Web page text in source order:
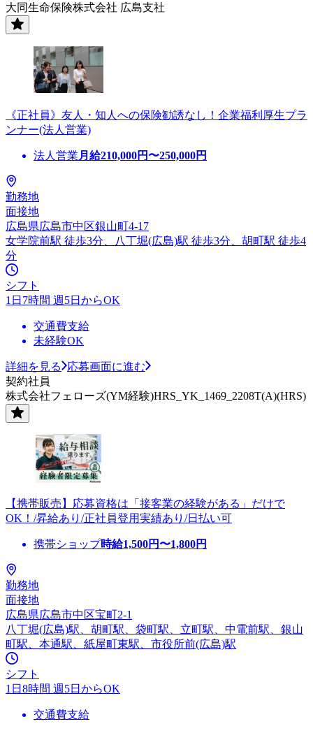
大同生命保険株式会社 広島支社
《正社員》友人・知人への保険勧誘なし！企業福利厚生プラ
ンナー(法人営業)
法人営業 月給210,000円〜250,000円
勤務地
面接地
広島県広島市中区銀山町4-17
女学院前駅 徒歩3分、八丁堀(広島)駅 徒歩3分、胡町駅 徒歩4
分
シフト
1日7時間 週5日からOK
交通費支給
未経験OK
詳細を見る
応募画面に進む
契約社員
株式会社フェローズ(YM経験)HRS_YK_1469_2208T(A)(HRS)
【携帯販売】応募資格は「接客業の経験がある」だけで
OK！/昇給あり/正社員登用実績あり/日払い可
携帯ショップ時給1,500円〜1,800円
勤務地
面接地
広島県広島市中区宝町2-1
八丁堀(広島)駅、胡町駅、袋町駅、立町駅、中電前駅、銀山
町駅、本通駅、紙屋町東駅、市役所前(広島)駅
シフト
1日8時間 週5日からOK
交通費支給